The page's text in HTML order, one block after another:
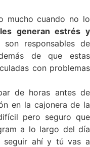
mucho cuando no lo
generan estrés y
son responsables de
de que estas
con problemas
de horas antes de
en la cajonera de la
pero seguro que
a lo largo del día
seguir ahí y tú vas a